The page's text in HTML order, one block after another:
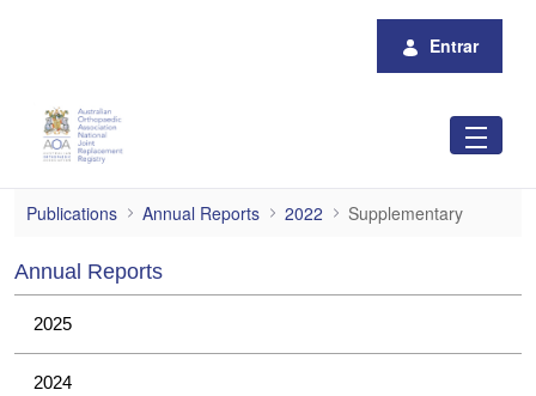
Entrar
Supplementary
Publications Annual Reports 2022 Supplementary
Annual Reports
2025
2024